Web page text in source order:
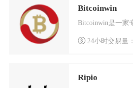
Bitcoinwin
24小时交易量：
Ripio